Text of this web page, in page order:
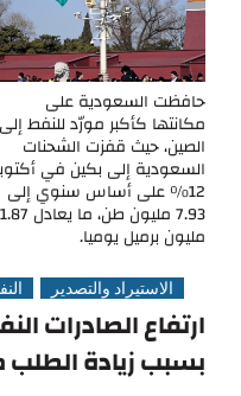
حافظت السعودية على
مكانتها كأكبر مورّد للنفط إلى
الصين، حيث قفزت الشحنات
السعودية إلى بكين في
12% على أساس سنوي إلى
7.93 مليون طن، ما يعادل 1.87
مليون برميل يوميا.
الاستيراد والتصدير
ارتفاع الصادرات
بسبب زيادة